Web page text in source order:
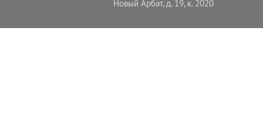
Новый Арбат, д. 19, к. 2020